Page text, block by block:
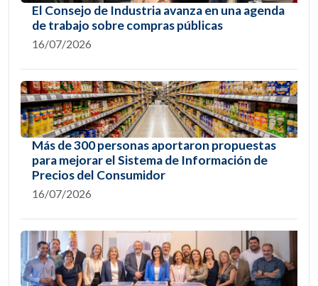
El Consejo de Industria avanza en una agenda
de trabajo sobre compras públicas
16/07/2026
Más de 300 personas aportaron propuestas
para mejorar el Sistema de Información de
Precios del Consumidor
16/07/2026